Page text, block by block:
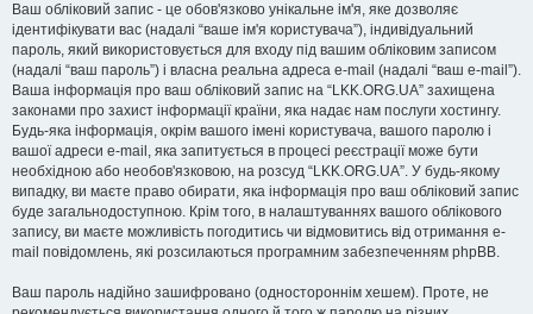
Ваш обліковий запис - це обов'язково унікальне ім'я, яке дозволяє
ідентифікувати вас (надалі “ваше ім'я користувача”), індивідуальний
пароль, який використовується для входу під вашим обліковим записом
(надалі “ваш пароль”) і власна реальна адреса e-mail (надалі “ваш e-mail”).
Ваша інформація про ваш обліковий запис на “LKK.ORG.UA” захищена
законами про захист інформації країни, яка надає нам послуги хостингу.
Будь-яка інформація, окрім вашого імені користувача, вашого паролю і
вашої адреси e-mail, яка запитується в процесі реєстрації може бути
необхідною або необов'язковою, на розсуд “LKK.ORG.UA”. У будь-якому
випадку, ви маєте право обирати, яка інформація про ваш обліковий запис
буде загальнодоступною. Крім того, в налаштуваннях вашого облікового
запису, ви маєте можливість погодитись чи відмовитись від отримання e-
mail повідомлень, які розсилаються програмним забезпеченням phpBB.
Ваш пароль надійно зашифровано (одностороннім хешем). Проте, не